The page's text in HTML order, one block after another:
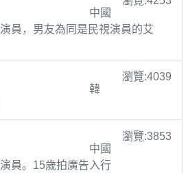
中國
員，男友為同是民視演員的艾
瀏覽:4039
韓
瀏覽:3853
中國
員。15歲拍廣告入行